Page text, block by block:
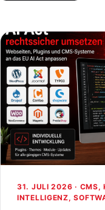
31. JULI 2026 · CMS,
INTELLIGENZ,